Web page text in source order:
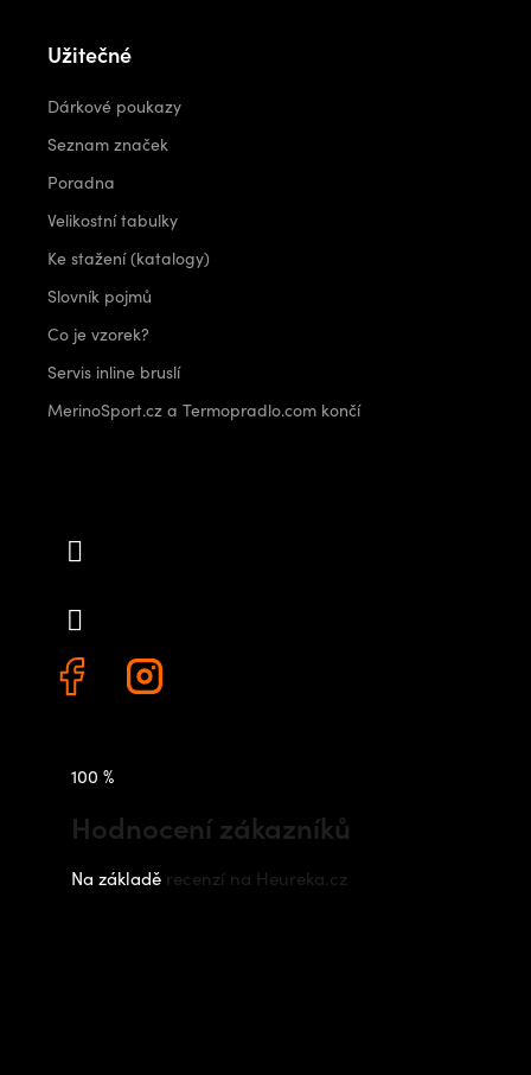
Užitečné
Dárkové poukazy
Seznam značek
Poradna
Velikostní tabulky
Ke stažení (katalogy)
Slovník pojmů
Co je vzorek?
Servis inline bruslí
MerinoSport.cz a Termopradlo.com končí
100 %
Hodnocení zákazníků
Na základě recenzí na Heureka.cz